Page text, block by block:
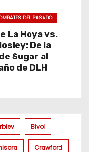
DEL PASADO
La Hoya vs.
De la
Sugar al
de DLH
Bivol
Crawford